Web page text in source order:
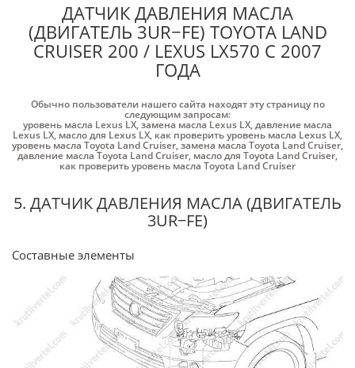
ДАТЧИК ДАВЛЕНИЯ МАСЛА
(ДВИГАТЕЛЬ 3UR−FE) TOYOTA LAND
CRUISER 200 / LEXUS LX570 С 2007
ГОДА
Обычно пользователи нашего сайта находят эту страницу по
следующим запросам:
уровень масла Lexus LX,замена масла Lexus LX,давление масла
Lexus LX, масло для Lexus LX, как проверить уровень масла Lexus LX,
уровень масла Toyota Land Cruiser,замена масла Toyota Land Cruiser,
давление масла Toyota Land Cruiser, масло для Toyota Land Cruiser,
как проверить уровень масла Toyota Land Cruiser
5. ДАТЧИК ДАВЛЕНИЯ МАСЛА (ДВИГАТЕЛЬ
3UR−FE)
Составные элементы